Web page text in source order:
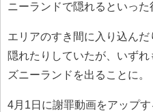
ニーランドで隠れるといった
エリアのすき間に入り込ん
隠れたりしていたが、いず
ズニーランドを出ることに。
4月1日に謝罪動画をアップ